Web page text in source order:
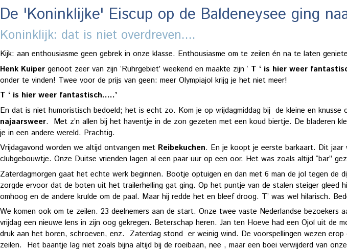
De 'Koninklijke' Eiscup op de Baldeneysee ging
Koninklijk: dat is niet overdreven....
Kijk: aan enthousiasme geen gebrek in onze klasse. Enthousiasme om te zeilen én na te laten
Henk Kuiper genoot zeer van zijn ‘Ruhrgebiet’ weekend en maakte zijn ‘ T ‘ is hier weer
onder te vinden! Twee voor de prijs van geen: meer Olympiajol krijg je het niet meer!
T ‘ is hier weer fantastisch…..’
En dat is niet humoristisch bedoeld; het is echt zo. Kom je op vrijdagmiddag bij de kleine en
najaarsweer. Met z’n allen bij het haventje in de zon gezeten met een koud biertje. De bladeren
je in een andere wereld. Prachtig.
Vrijdagavond worden we altijd ontvangen met Reibekuchen. En je koopt je eerste barkaart. Dit jaar
clubgebouwtje. Onze Duitse vrienden lagen al een paar uur op een oor. Het was zoals altijd “bar”
Zaterdagmorgen gaat het echte werk beginnen. Bootje optuigen en dan met 6 man de jol tegen de
zorgde ervoor dat de boten uit het trailerhelling gat ging. Op het puntje van de stalen steiger gleed
omhoog en de andere krulde om de paal. Maar hij redde het en bleef droog. T’ was wel hilarisch.
We komen ook om te zeilen. 23 deelnemers aan de start. Onze twee vaste Nederlandse
vrijdag een nieuwe lens in zijn oog gekregen. Beterschap heren. Jan ten Hoeve had een Ojol uit
druk aan het boren, schroeven, enz. Zaterdag stond er weinig wind. De voorspellingen wezen
zeilen. Het baantje lag niet zoals bijna altijd bij de roeibaan, nee , maar een boei verwijderd van